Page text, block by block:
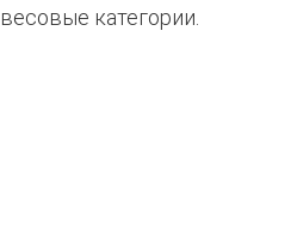
категории.